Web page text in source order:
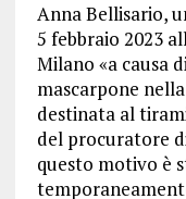
Anna Bellisario,
5 febbraio 2023
Milano «a causa
mascarpone
destinata al
del procuratore
questo motivo è